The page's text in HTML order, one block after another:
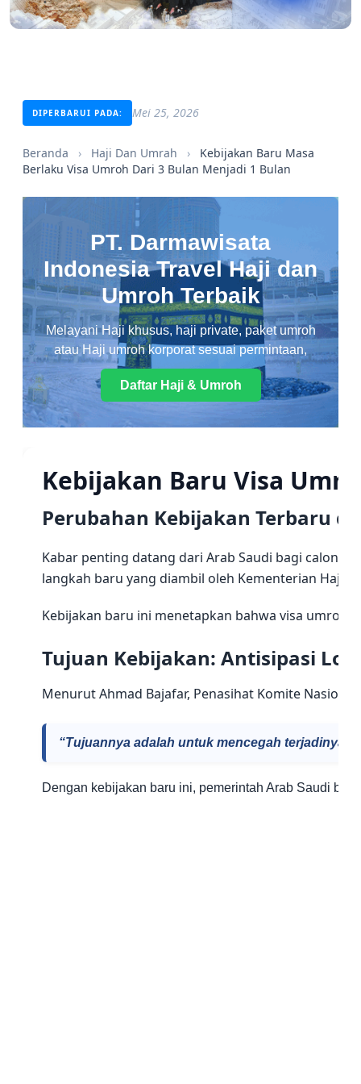
DIPERBARUI PADA: Mei 25, 2026
Beranda › Haji Dan Umrah ›
Kebijakan Baru Masa
Berlaku Visa Umroh Dari 3 Bulan Menjadi 1 Bulan
PT. Darmawisata
Indonesia Travel Haji dan
Umroh Terbaik
Melayani Haji khusus, haji private, paket umroh
atau Haji umroh korporat sesuai permintaan,
Daftar Haji & Umroh
Kebijakan Baru Visa
Perubahan Kebijakan Terbaru
Kabar penting datang dari Arab Saudi bagi calon
langkah baru yang diambil oleh Kementerian Haji
Kebijakan baru ini menetapkan bahwa visa umroh
Tujuan Kebijakan: Antisipasi
Menurut Ahmad Bajafar, Penasihat Komite
“Tujuannya adalah untuk mencegah terjadinya
Dengan kebijakan baru ini, pemerintah Arab Saudi